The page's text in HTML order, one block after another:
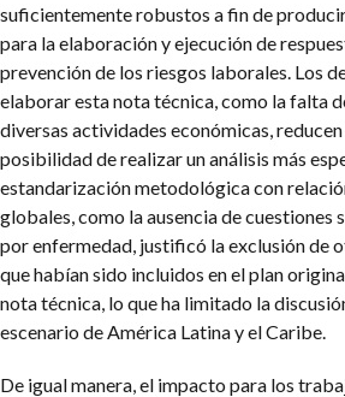
suficientemente robustos a fin de
para la elaboración y ejecución de
prevención de los riesgos laborales. Los
elaborar esta nota técnica, como la falta
diversas actividades económicas, reducen
posibilidad de realizar un análisis más
estandarización metodológica con
globales, como la ausencia de cuestiones
por enfermedad, justificó la exclusión de
que habían sido incluidos en el plan
nota técnica, lo que ha limitado la
escenario de América Latina y el Caribe.
De igual manera, el impacto para los